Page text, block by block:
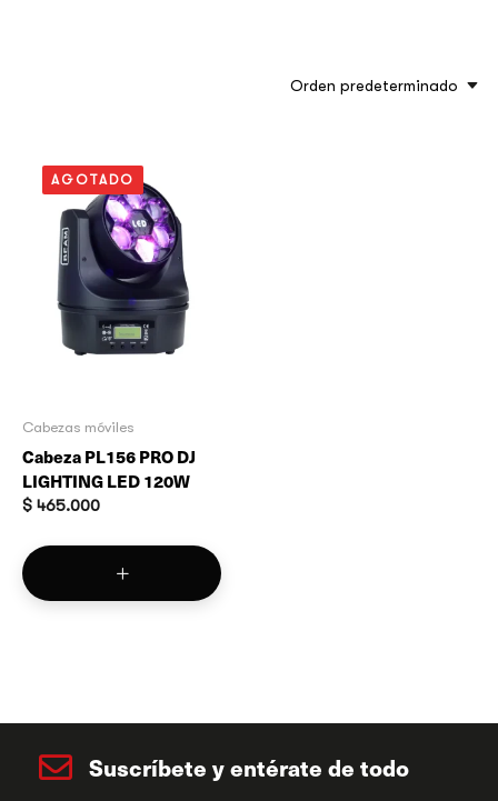
Orden predeterminado
AGOTADO
Cabezas móviles
Cabeza PL156 PRO DJ
LIGHTING LED 120W
$ 465.000
Suscríbete y entérate de todo